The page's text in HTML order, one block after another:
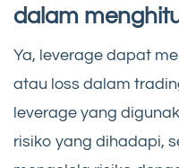
dalam
Ya, leverage dapat
atau loss dalam
leverage yang
risiko yang dihadapi,